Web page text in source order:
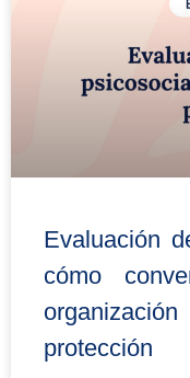
Evaluación
cómo
protección